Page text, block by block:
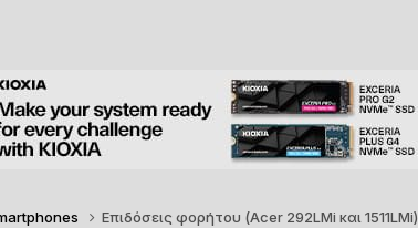
Επιδόσεις φορήτου (Acer 292LMi και 1511LMi)